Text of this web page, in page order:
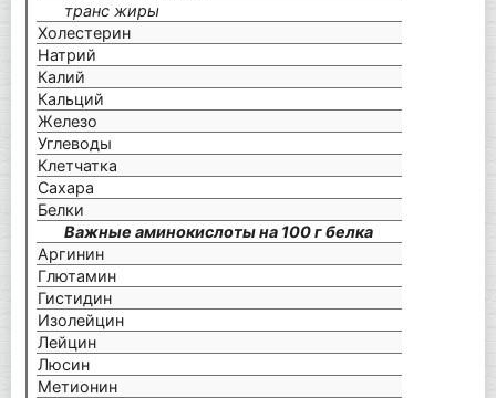
транс жиры
Холестерин
Натрий
Калий
Кальций
Железо
Углеводы
Клетчатка
Сахара
Белки
Важные аминокислоты на 100 г белка
Аргинин
Глютамин
Гистидин
Изолейцин
Лейцин
Люсин
Метионин